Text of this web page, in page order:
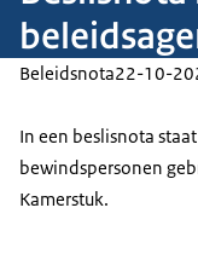
Beleidsnota22-10-
In een beslisnota
bewindspersonen
Kamerstuk.